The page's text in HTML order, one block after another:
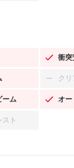
衝突
：装
クリ
：装
ーム オー
：装
ト